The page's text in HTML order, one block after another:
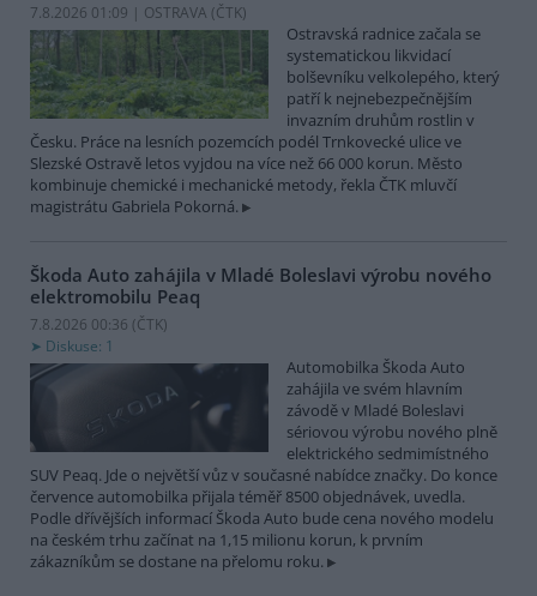
7.8.2026 01:09 | OSTRAVA (ČTK)
Ostravská radnice začala se
systematickou likvidací
bolševníku velkolepého, který
patří k nejnebezpečnějším
invazním druhům rostlin v
Česku. Práce na lesních pozemcích podél Trnkovecké ulice ve
Slezské Ostravě letos vyjdou na více než 66 000 korun. Město
kombinuje chemické i mechanické metody, řekla ČTK mluvčí
magistrátu Gabriela Pokorná.
Škoda Auto zahájila v Mladé Boleslavi výrobu nového
elektromobilu Peaq
7.8.2026 00:36 (ČTK)
Diskuse: 1
Automobilka Škoda Auto
zahájila ve svém hlavním
závodě v Mladé Boleslavi
sériovou výrobu nového plně
elektrického sedmimístného
SUV Peaq. Jde o největší vůz v současné nabídce značky. Do konce
července automobilka přijala téměř 8500 objednávek, uvedla.
Podle dřívějších informací Škoda Auto bude cena nového modelu
na českém trhu začínat na 1,15 milionu korun, k prvním
zákazníkům se dostane na přelomu roku.